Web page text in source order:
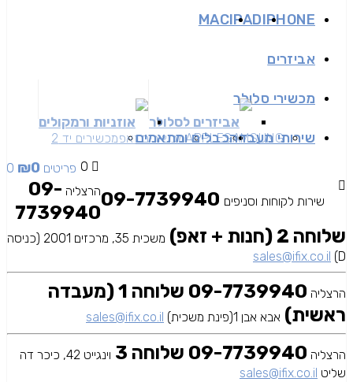
IPHONE
IPAD
MAC
אביזרים
אביזרים לסלולר אוזניות ורמקולים
מכשירי סלולר
SAMSUNG
APPLEמכשירים זאפמכשירים יד 2 שירותי מעבדהכבלים ומתאמים
0 0 פריטים ₪0
שירות לקוחות וסניפים
הרצליה 09-
7739940
שלוחה 2 (חנות + זאפ)
משכית 35, מרכזים 2001 (כניסה
D)
sales@ifix.co.il
הרצליה
09-7739940 שלוחה 1 (מעבדה
ראשית) אבא אבן 1(פינת משכית) sales@ifix.co.il
הרצליה 09-7739940 שלוחה 3
וינגייט 42, כיכר דה
שליט sales@ifix.co.il